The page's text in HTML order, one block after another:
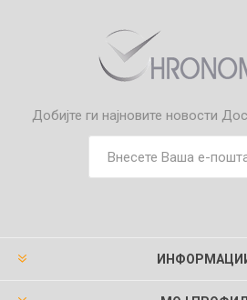
Добијте ги најновите новости